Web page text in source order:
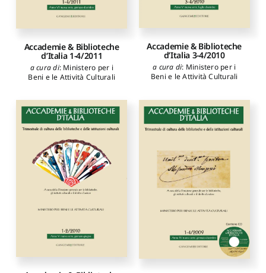
Accademie & Biblioteche
d’Italia 1-4/2011
a cura di: Ministero per i
Beni e le Attività Culturali
Accademie & Biblioteche
d’Italia 3-4/2010
a cura di: Ministero per i
Beni e le Attività Culturali